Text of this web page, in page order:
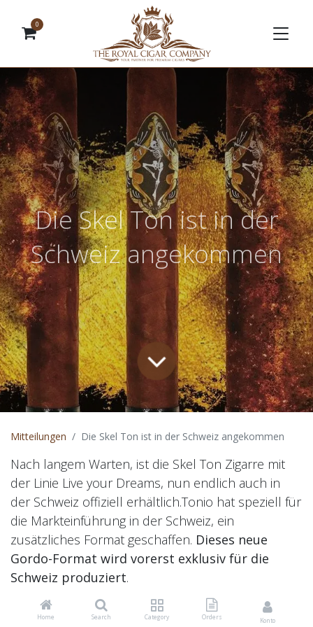
Home Search Category Orders Konto
0
Die Skel Ton ist in der
Schweiz angekommen
Mitteilungen Die Skel Ton ist in der Schweiz angekommen
Nach langem Warten, ist die Skel Ton Zigarre mit
der Linie Live your Dreams, nun endlich auch in
der Schweiz offiziell erhältlich.Tonio hat speziell für
die Markteinführung in der Schweiz, ein
zusätzliches Format geschaffen. Dieses neue
Gordo-Format wird vorerst exklusiv für die
Schweiz produziert.
Über Tonio Neugebauer: